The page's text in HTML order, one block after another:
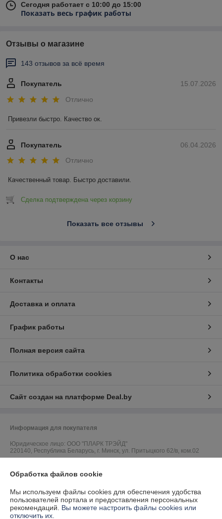
Сегодня работает с 10:00 до 15:00
Показать весь график работы
Отзывы о магазине
143 отзывов за всё время
15.07.2026
Покупатель
Отлично
Привезли быстро. Качество ок.
06.04.2026
Покупатель
Отлично
Качественный товар. Быстро доставили.
Сделка подтверждена через корзину
Показать все отзывы
О нас
Контакты
Доставка и оплата
График работы
Полная версия сайта
Политика обработки cookies
Сайт создан на платформе Deal.by
Информация для покупателя
Юридическое лицо: ООО "ПЛАРК ТРЭЙД"
220140, Республика Беларусь, г. Минск, ул. Притыцкого 62/в, ком.02
Регистрационный орган: Администрация Фрунзенского района г.
Минска
Обработка файлов cookie
Мы используем файлы cookies для обеспечения удобства
пользователей портала и предоставления персональных
рекомендаций. Вы можете настроить файлы cookies или
отключить их.